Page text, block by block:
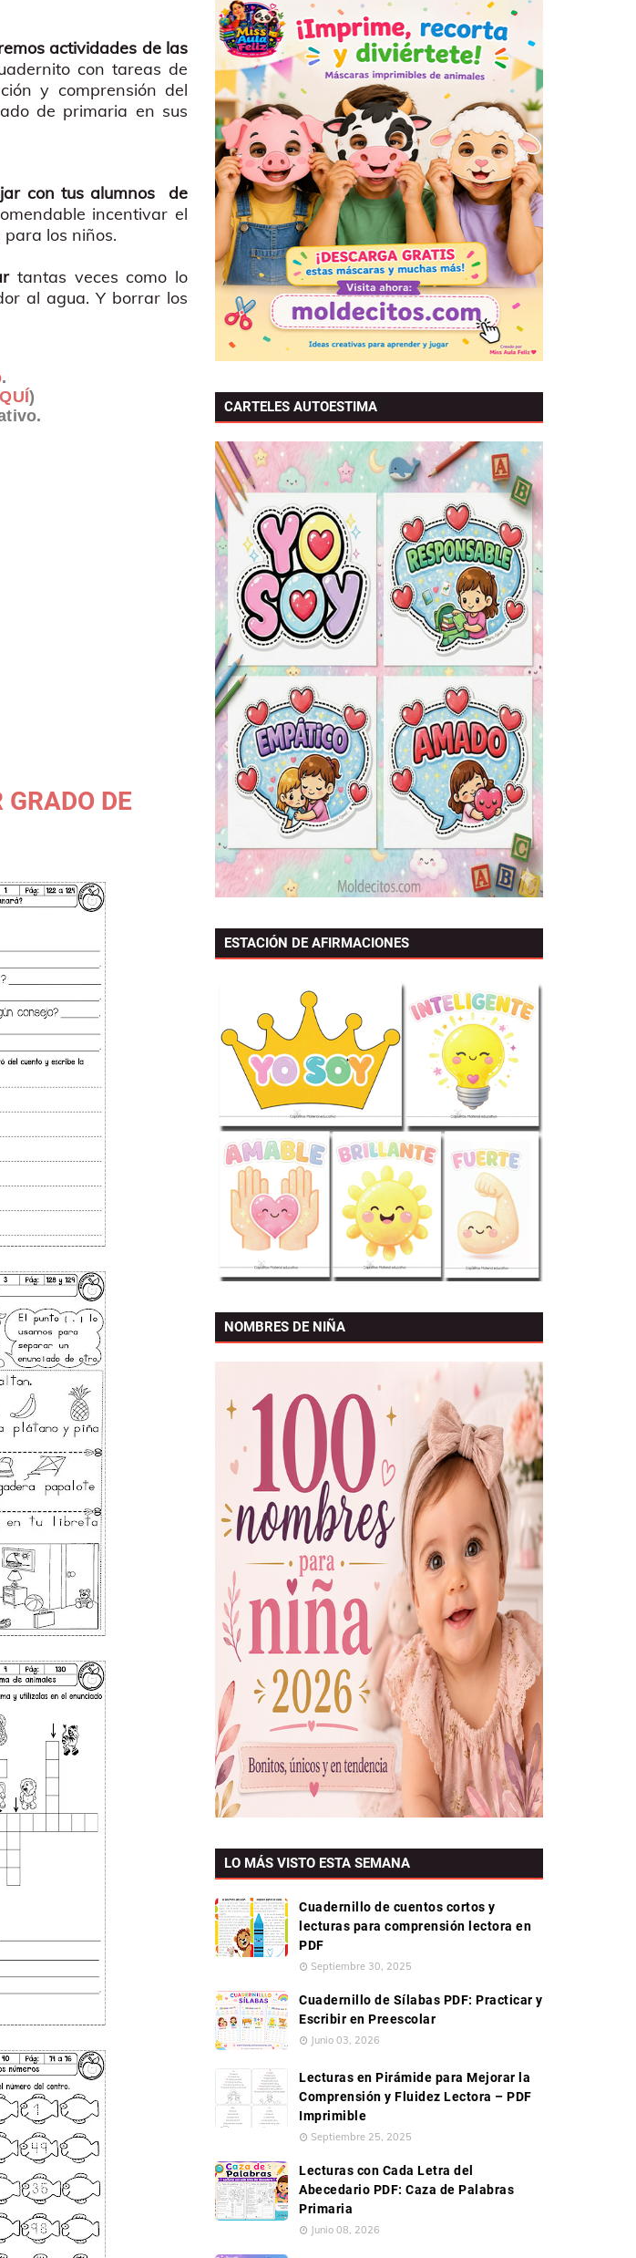
actividades de las
con tareas de
y comprensión del
de primaria en sus
con tus alumnos de
incentivar el
los niños.
tantas veces como lo
al agua. Y borrar los
.
)
DE
CARTELES AUTOESTIMA
ESTACIÓN DE AFIRMACIONES
NOMBRES DE NIÑA
LO MÁS VISTO ESTA SEMANA
Cuadernillo de cuentos cortos y
lecturas para comprensión lectora en
PDF
Septiembre 30, 2025
Cuadernillo de Sílabas PDF: Practicar y
Escribir en Preescolar
Junio 03, 2026
Lecturas en Pirámide para Mejorar la
Comprensión y Fluidez Lectora – PDF
Imprimible
Septiembre 25, 2025
Lecturas con Cada Letra del
Abecedario PDF: Caza de Palabras
Primaria
Junio 08, 2026